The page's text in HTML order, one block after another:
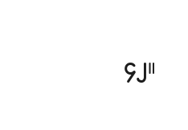
၄၂။